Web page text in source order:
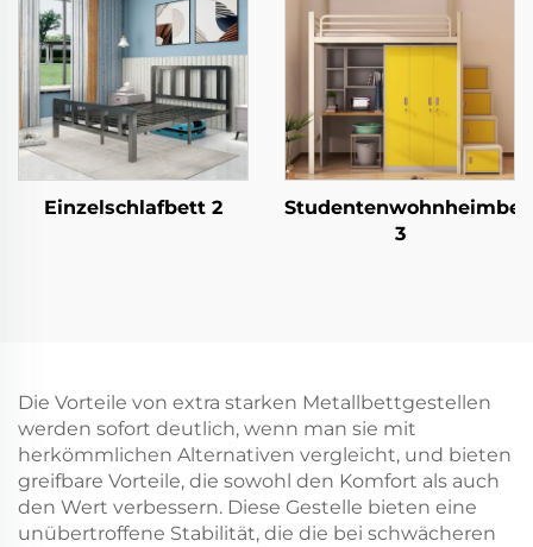
Einzelschlafbett 2
3
Die Vorteile von extra starken Metallbettgestellen
werden sofort deutlich, wenn man sie mit
herkömmlichen Alternativen vergleicht, und bieten
greifbare Vorteile, die sowohl den Komfort als auch
den Wert verbessern. Diese Gestelle bieten eine
unübertroffene Stabilität, die die bei schwächeren